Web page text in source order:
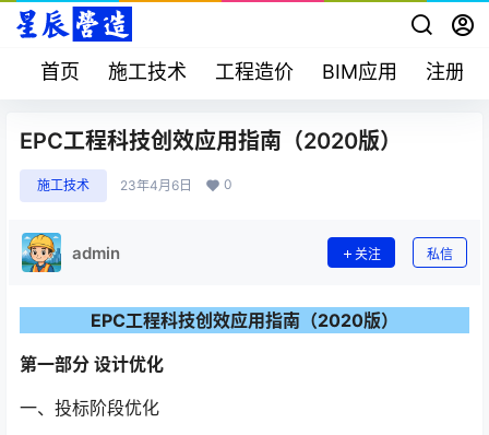
首页 施工技术 工程造价 BIM应用 注册考
EPC工程科技创效应用指南（2020版）
施工技术 23年4月6日 0
admin 关注 私信
EPC工程科技创效应用指南（2020版）
第一部分 设计优化
一、投标阶段优化